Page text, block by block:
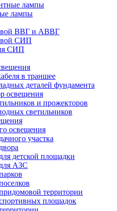
лампы
лампы
ВВГ и АВВГ
СИП
СИП
в траншее
деталей фундамента
освещения
и прожекторов
светильников
освещения
участка
детской площадки
АЗС
территории
площадок